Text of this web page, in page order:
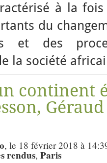
à la
du
et des
la société
continent
, le 18 février 2018 à
rendus, Paris